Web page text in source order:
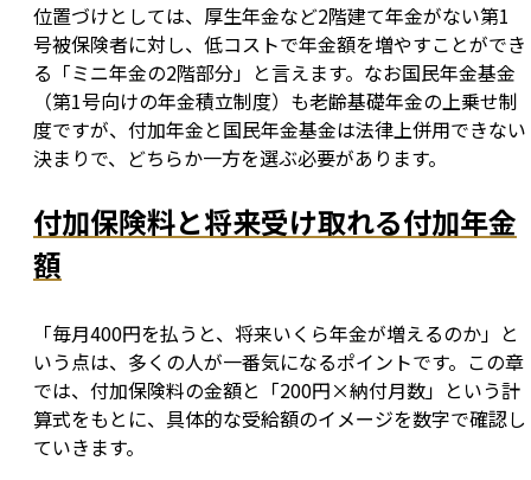
位置づけとしては、厚生年金など2階建て年金がない第1
号被保険者に対し、低コストで年金額を増やすことができ
る「ミニ年金の2階部分」と言えます。なお国民年金基金
（第1号向けの年金積立制度）も老齢基礎年金の上乗せ制
度ですが、付加年金と国民年金基金は法律上併用できない
決まりで、どちらか一方を選ぶ必要があります。
付加保険料と将来受け取れる付加年金
額
「毎月400円を払うと、将来いくら年金が増えるのか」と
いう点は、多くの人が一番気になるポイントです。この章
では、付加保険料の金額と「200円×納付月数」という計
算式をもとに、具体的な受給額のイメージを数字で確認し
ていきます。